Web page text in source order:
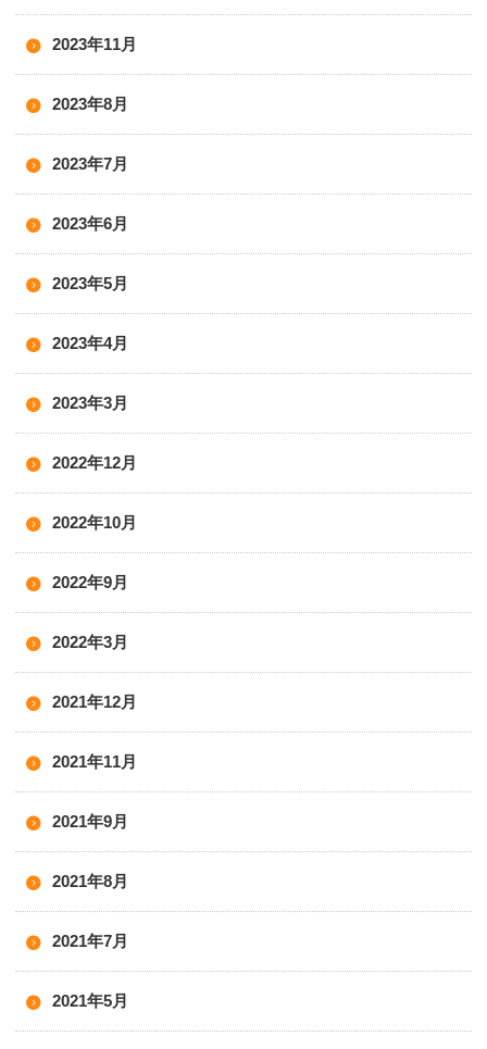
2023年11月
2023年8月
2023年7月
2023年6月
2023年5月
2023年4月
2023年3月
2022年12月
2022年10月
2022年9月
2022年3月
2021年12月
2021年11月
2021年9月
2021年8月
2021年7月
2021年5月